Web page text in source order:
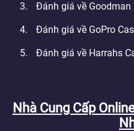
Đánh giá về Goodman
Đánh giá về GoPro
Đánh giá về Harrahs
Nhà Cung Cấp